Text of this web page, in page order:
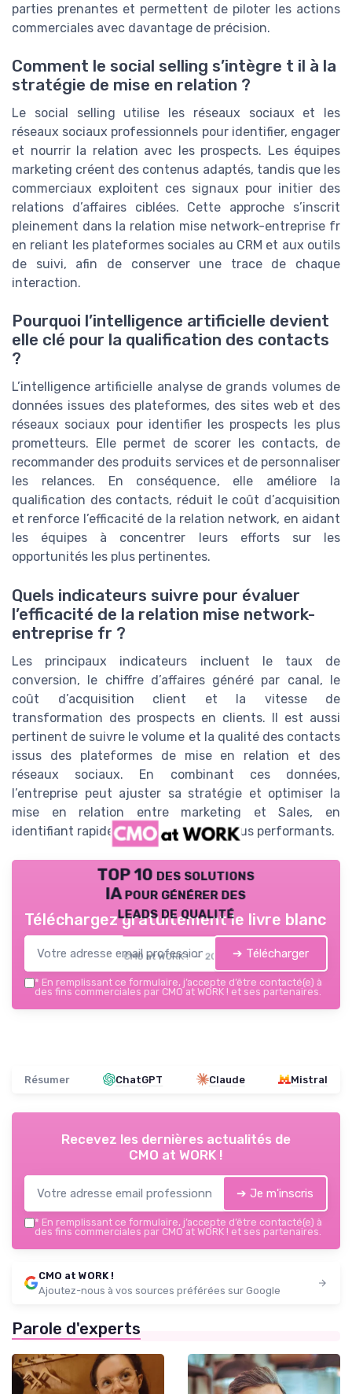
parties prenantes et permettent de piloter les actions
commerciales avec davantage de précision.
Comment le social selling s’intègre t il à la
stratégie de mise en relation ?
Le social selling utilise les réseaux sociaux et les
réseaux sociaux professionnels pour identifier, engager
et nourrir la relation avec les prospects. Les équipes
marketing créent des contenus adaptés, tandis que les
commerciaux exploitent ces signaux pour initier des
relations d’affaires ciblées. Cette approche s’inscrit
pleinement dans la relation mise network-entreprise fr
en reliant les plateformes sociales au CRM et aux outils
de suivi, afin de conserver une trace de chaque
interaction.
Pourquoi l’intelligence artificielle devient
elle clé pour la qualification des contacts
?
L’intelligence artificielle analyse de grands volumes de
données issues des plateformes, des sites web et des
réseaux sociaux pour identifier les prospects les plus
prometteurs. Elle permet de scorer les contacts, de
recommander des produits services et de personnaliser
les relances. En conséquence, elle améliore la
qualification des contacts, réduit le coût d’acquisition
et renforce l’efficacité de la relation network, en aidant
les équipes à concentrer leurs efforts sur les
opportunités les plus pertinentes.
Quels indicateurs suivre pour évaluer
l’efficacité de la relation mise network-
entreprise fr ?
Les principaux indicateurs incluent le taux de
conversion, le chiffre d’affaires généré par canal, le
coût d’acquisition client et la vitesse de
transformation des prospects en clients. Il est aussi
pertinent de suivre le volume et la qualité des contacts
issus des plateformes de mise en relation et des
réseaux sociaux. En combinant ces données,
l’entreprise peut ajuster sa stratégie et optimiser la
mise en relation entre marketing et Sales, en
identifiant rapidement les leviers les plus performants.
TOP 10 des solutions
IA pour générer des
leads de qualité
CMO at WORK ! — 2026
Téléchargez gratuitement le livre blanc
➔ Télécharger
* En remplissant ce formulaire, j’accepte d’être contacté(e) à
des fins commerciales par CMO at WORK ! et ses partenaires.
Résumer ChatGPT Claude Mistral
Recevez les dernières actualités de
CMO at WORK !
➔ Je m'inscris
* En remplissant ce formulaire, j’accepte d’être contacté(e) à
des fins commerciales par CMO at WORK ! et ses partenaires.
CMO at WORK !
Ajoutez-nous à vos sources préférées sur Google
Parole d'experts